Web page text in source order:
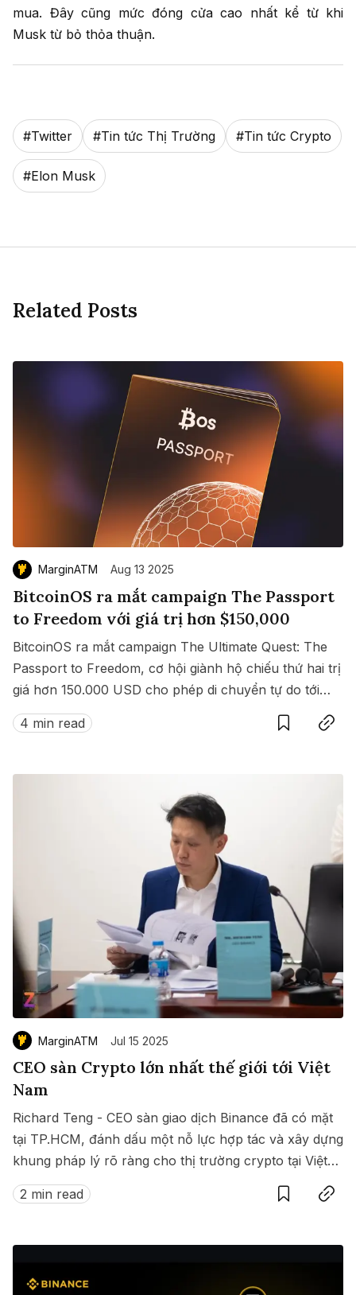
mua. Đây cũng mức đóng cửa cao nhất kể từ khi
Musk từ bỏ thỏa thuận.
#Twitter #Tin tức Thị Trường #Tin tức Crypto
#Elon Musk
Related Posts
MarginATM Aug 13 2025
BitcoinOS ra mắt campaign The Passport
to Freedom với giá trị hơn $150,000
BitcoinOS ra mắt campaign The Ultimate Quest: The
Passport to Freedom, cơ hội giành hộ chiếu thứ hai trị
giá hơn 150.000 USD cho phép di chuyển tự do tới
hàng loạt quốc gia không cần visa.
4 min read
SaveCopy link
MarginATM Jul 15 2025
CEO sàn Crypto lớn nhất thế giới tới Việt
Nam
Richard Teng - CEO sàn giao dịch Binance đã có mặt
tại TP.HCM, đánh dấu một nỗ lực hợp tác và xây dựng
khung pháp lý rõ ràng cho thị trường crypto tại Việt
Nam.
2 min read
SaveCopy link